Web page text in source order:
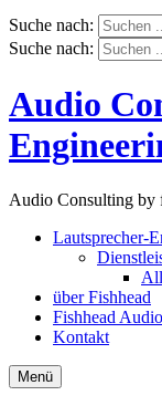
Suche nach:
Suche nach:
Audio
Audio Consulting by
Lautsprecher-
über Fishhead
Fishhead
Kontakt
Menü